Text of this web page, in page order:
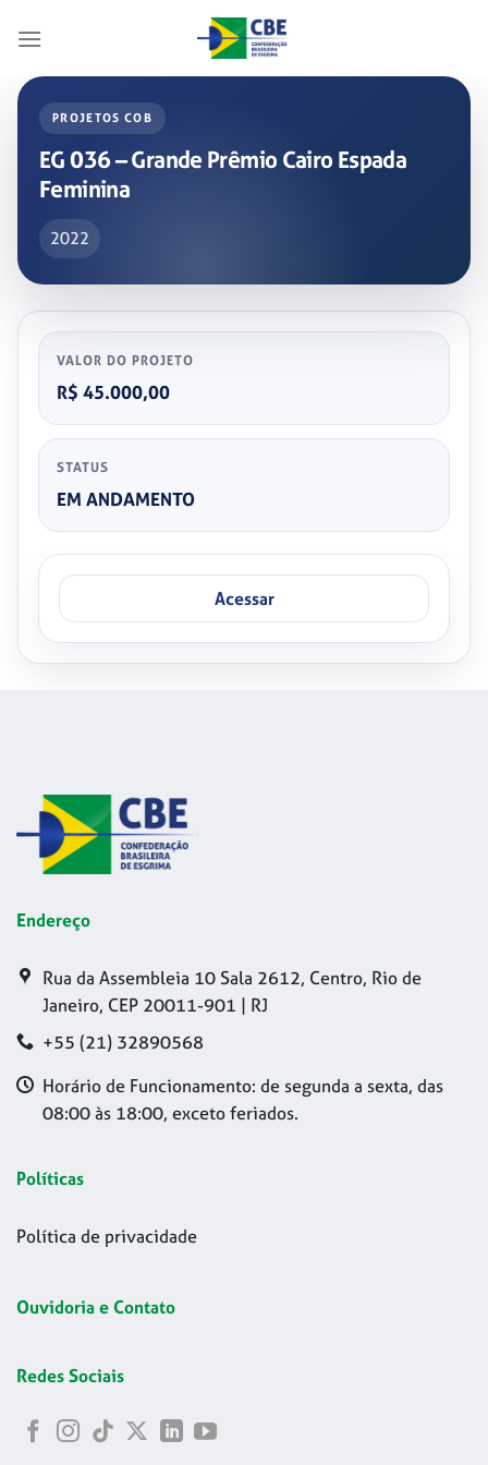
PROJETOS COB
EG 036 – Grande Prêmio Cairo Espada
Feminina
2022
VALOR DO PROJETO
R$ 45.000,00
STATUS
EM ANDAMENTO
Acessar
Endereço
Rua da Assembleia 10 Sala 2612, Centro, Rio de
Janeiro, CEP 20011-901 | RJ
+55 (21) 32890568
Horário de Funcionamento: de segunda a sexta, das
08:00 às 18:00, exceto feriados.
Políticas
Política de privacidade
Ouvidoria e Contato
Redes Sociais